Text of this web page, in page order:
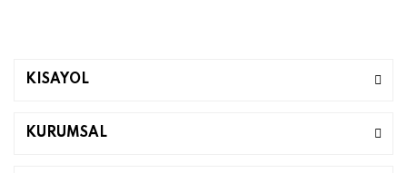
KISAYOL
KURUMSAL